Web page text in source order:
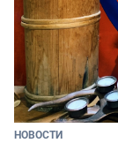
НОВОСТИ